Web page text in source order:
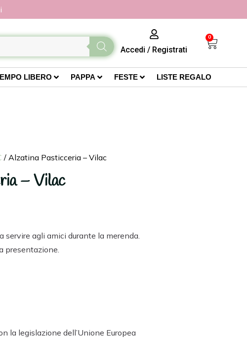
Accedi / Registrati
0
LIBERO PAPPA FESTE LISTE REGALO
/ Alzatina Pasticceria – Vilac
– Vilac
agli amici durante la merenda.
presentazione.
la legislazione dell’Unione Europea